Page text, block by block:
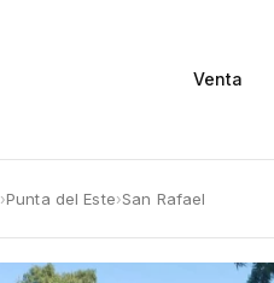
Venta
›Punta del Este›San Rafael